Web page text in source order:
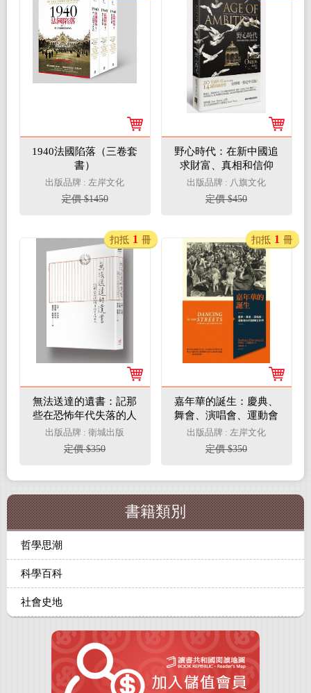
1940法國陷落（三卷套
書）
出版品牌 : 左岸文化
定價 $1450
野心時代：在新中國追
求財富、真相和信仰
出版品牌 : 八旗文化
定價 $450
無法送達的遺書：記那
些在恐怖年代失落的人
出版品牌 : 衛城出版
定價 $350
扣抵 1 冊
嘉年華的誕生：慶典、
舞會、演唱會、運動會
如何翻轉全世界
出版品牌 : 左岸文化
定價 $350
扣抵 1 冊
書籍類別
哲學思潮
科學百科
社會史地